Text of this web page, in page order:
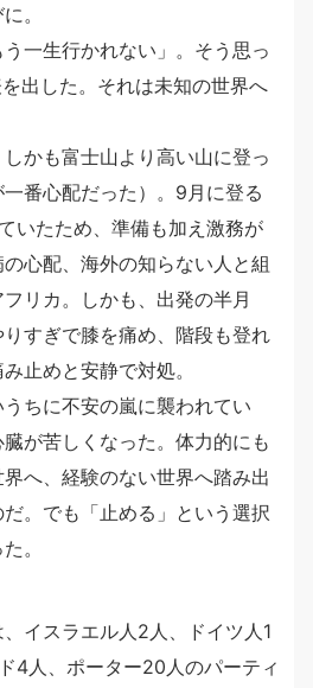
。
う一生行かれない」。そう思っ
出した。それは未知の世界へ
かも富士山より高い山に登っ
番心配だった）。9月に登る
いたため、準備も加え激務が
心配、海外の知らない人と組
リカ。しかも、出発の半月
すぎで膝を痛め、階段も登れ
止めと安静で対処。
ちに不安の嵐に襲われてい
が苦しくなった。体力的にも
へ、経験のない世界へ踏み出
。でも「止める」という選択
。
イスラエル人2人、ドイツ人1
4人、ポーター20人のパーティ